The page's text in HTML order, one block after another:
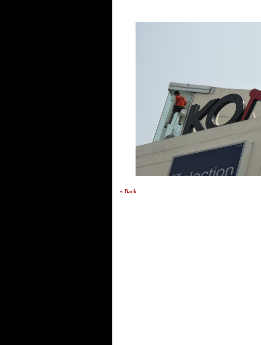
« Back